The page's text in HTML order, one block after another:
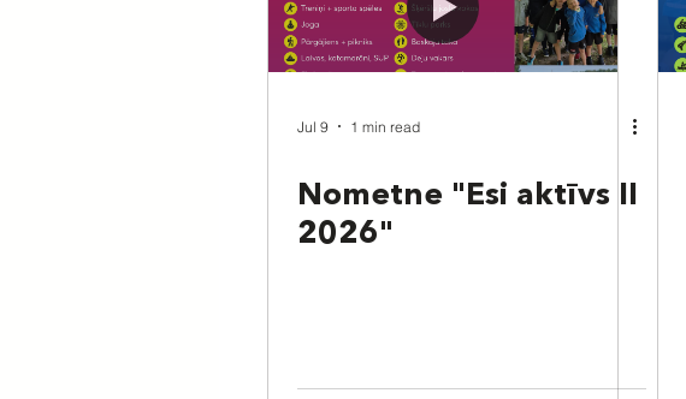
Jul 9 1 min read
Nometne "Esi aktīvs II
2026"